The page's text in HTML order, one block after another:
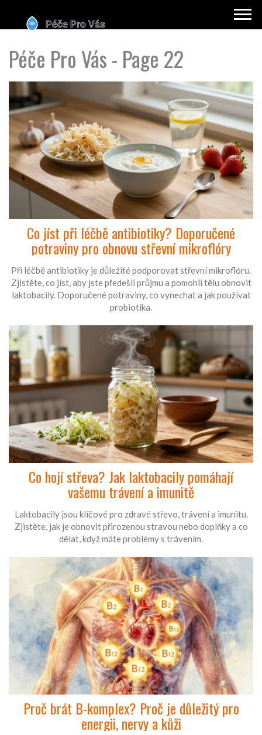
Péče Pro Vás - Page 22
Co jíst při léčbě antibiotiky? Doporučené
potraviny pro obnovu střevní mikroflóry
Při léčbě antibiotiky je důležité podporovat střevní mikroflóru.
Zjistěte, co jíst, aby jste předešli průjmu a pomohli tělu obnovit
laktobacily. Doporučené potraviny, co vynechat a jak používat
probiotika.
Co hojí střeva? Jak laktobacily pomáhají
vašemu trávení a imunitě
Laktobacily jsou klíčové pro zdravé střevo, trávení a imunitu.
Zjistěte, jak je obnovit přirozenou stravou nebo doplňky a co
dělat, když máte problémy s trávením.
Proč brát B-komplex? Proč je důležitý pro
energii, nervy a kůži